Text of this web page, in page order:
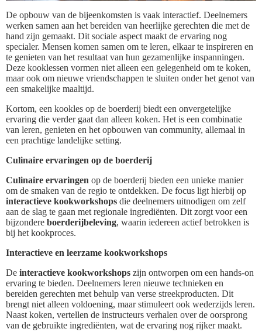
De opbouw van de bijeenkomsten is vaak interactief. Deelnemers
werken samen aan het bereiden van heerlijke gerechten die met de
hand zijn gemaakt. Dit sociale aspect maakt de ervaring nog
specialer. Mensen komen samen om te leren, elkaar te inspireren en
te genieten van het resultaat van hun gezamenlijke inspanningen.
Deze kooklessen vormen niet alleen een gelegenheid om te koken,
maar ook om nieuwe vriendschappen te sluiten onder het genot van
een smakelijke maaltijd.
Kortom, een kookles op de boerderij biedt een onvergetelijke
ervaring die verder gaat dan alleen koken. Het is een combinatie
van leren, genieten en het opbouwen van community, allemaal in
een prachtige landelijke setting.
Culinaire ervaringen op de boerderij
Culinaire ervaringen op de boerderij bieden een unieke manier
om de smaken van de regio te ontdekken. De focus ligt hierbij op
interactieve kookworkshops die deelnemers uitnodigen om zelf
aan de slag te gaan met regionale ingrediënten. Dit zorgt voor een
bijzondere boerderijbeleving, waarin iedereen actief betrokken is
bij het kookproces.
Interactieve en leerzame kookworkshops
De interactieve kookworkshops zijn ontworpen om een hands-on
ervaring te bieden. Deelnemers leren nieuwe technieken en
bereiden gerechten met behulp van verse streekproducten. Dit
brengt niet alleen voldoening, maar stimuleert ook wederzijds leren.
Naast koken, vertellen de instructeurs verhalen over de oorsprong
van de gebruikte ingrediënten, wat de ervaring nog rijker maakt.